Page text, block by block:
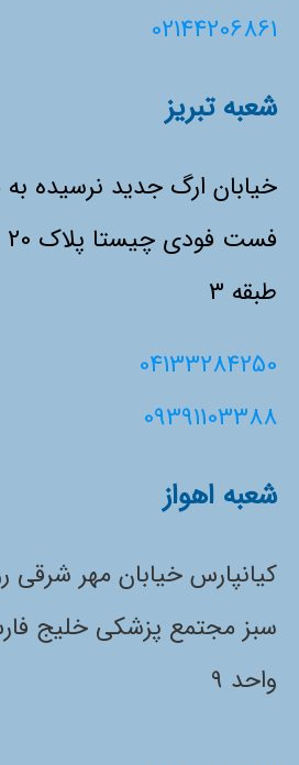
02144206861
شعبه تبریز
خیابان ارگ جدید نرسیده
طبقه 3
04133284250
09391103388
شعبه اهواز
کیانپارس خیابان مهر شرقی
سبز مجتمع پزشکی خلیج
واحد ۹